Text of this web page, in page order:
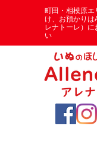
町田・相模原エ
け、お預かり
レナトーレ）に
い